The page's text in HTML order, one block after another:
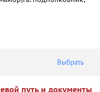
Выбрать
путь и документы